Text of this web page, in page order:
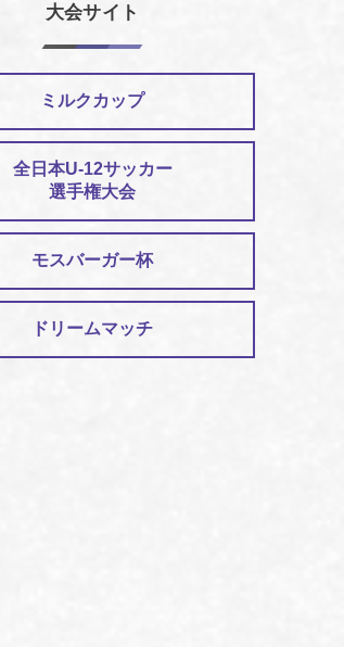
大会サイト
ミルクカップ
全日本U-12サッカー
選手権大会
モスバーガー杯
ドリームマッチ